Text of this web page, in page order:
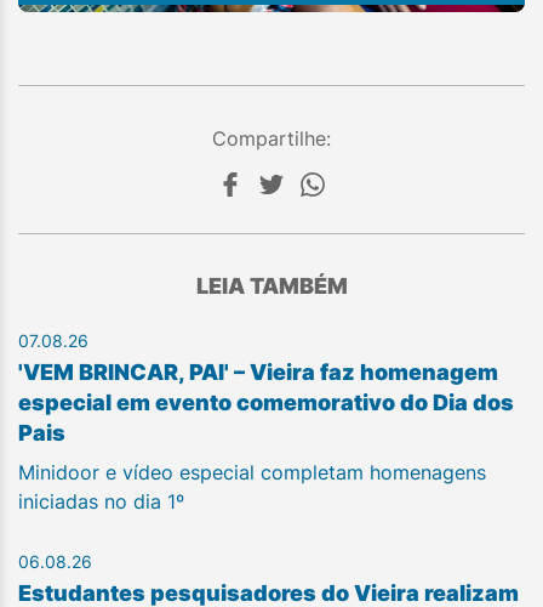
Compartilhe:
LEIA TAMBÉM
07.08.26
'VEM BRINCAR, PAI' – Vieira faz homenagem
especial em evento comemorativo do Dia dos
Pais
Minidoor e vídeo especial completam homenagens
iniciadas no dia 1º
06.08.26
Estudantes pesquisadores do Vieira realizam